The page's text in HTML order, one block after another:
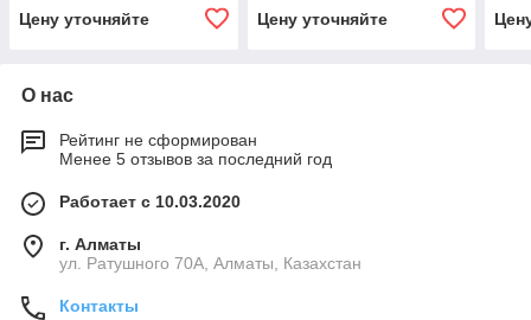
Цену уточняйте
Цену уточняйте
О нас
Рейтинг не сформирован
Менее 5 отзывов за последний год
Работает с 10.03.2020
г. Алматы
ул. Ратушного 70А, Алматы, Казахстан
Контакты